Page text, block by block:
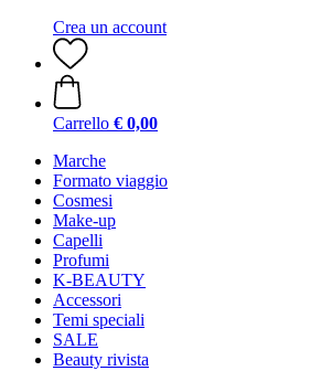
Crea un account
Carrello € 0,00
Marche
Formato viaggio
Cosmesi
Make-up
Capelli
Profumi
K-BEAUTY
Accessori
Temi speciali
SALE
Beauty rivista